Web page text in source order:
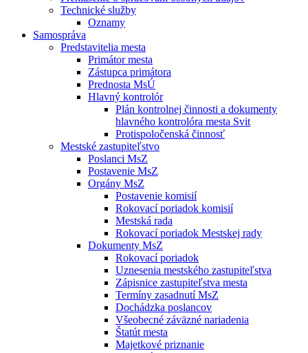
Technické služby
Oznamy
Samospráva
Predstavitelia mesta
Primátor mesta
Zástupca primátora
Prednosta MsÚ
Hlavný kontrolór
Plán kontrolnej činnosti a dokumenty
hlavného kontrolóra mesta Svit
Protispoločenská činnosť
Mestské zastupiteľstvo
Poslanci MsZ
Postavenie MsZ
Orgány MsZ
Postavenie komisií
Rokovací poriadok komisií
Mestská rada
Rokovací poriadok Mestskej rady
Dokumenty MsZ
Rokovací poriadok
Uznesenia mestského zastupiteľstva
Zápisnice zastupiteľstva mesta
Termíny zasadnutí MsZ
Dochádzka poslancov
Všeobecné záväzné nariadenia
Štatút mesta
Majetkové priznanie